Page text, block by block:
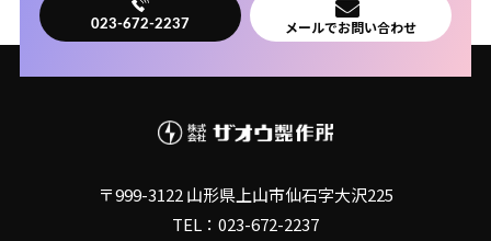
023-672-2237 メールでお問い合わせ
〒999-3122 山形県上山市仙石字大沢225
TEL：023-672-2237